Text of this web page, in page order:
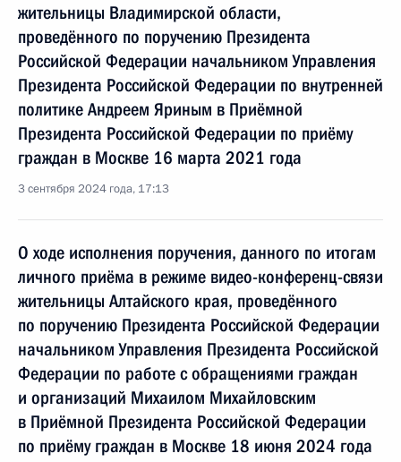
жительницы Владимирской области,
проведённого по поручению Президента
Российской Федерации начальником Управления
Президента Российской Федерации по внутренней
политике Андреем Яриным в Приёмной
Президента Российской Федерации по приёму
граждан в Москве 16 марта 2021 года
3 сентября 2024 года, 17:13
О ходе исполнения поручения, данного по итогам
личного приёма в режиме видео-конференц-связи
жительницы Алтайского края, проведённого
по поручению Президента Российской Федерации
начальником Управления Президента Российской
Федерации по работе с обращениями граждан
и организаций Михаилом Михайловским
в Приёмной Президента Российской Федерации
по приёму граждан в Москве 18 июня 2024 года